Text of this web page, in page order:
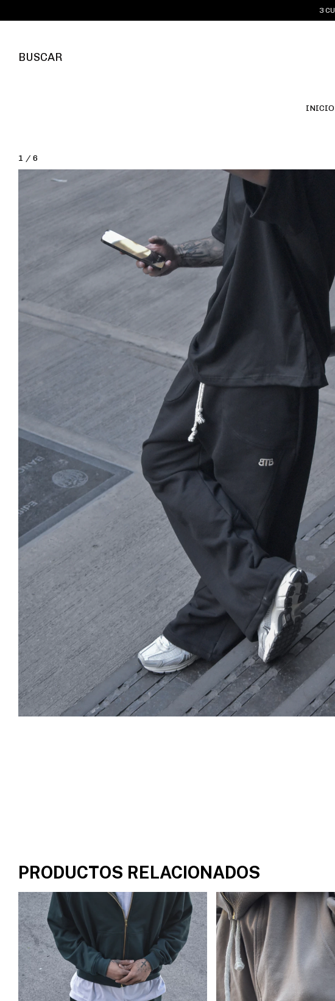
3 CUOTAS SIN INTERÉS
BUSCAR
INICIO
1 / 6
PRODUCTOS RELACIONADOS